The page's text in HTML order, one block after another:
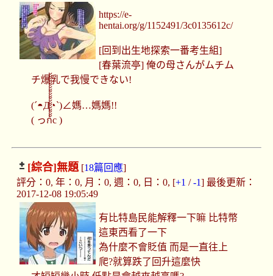
https://e-
hentai.org/g/1152491/3c0135612c/
[回到出生地探索一番考生組]
[春葉流亭] 俺の母さんがムチム
チ爆乳で我慢できない!
(´◓Д◔`)∠媽…媽媽!!
( っก้้้้้้้้้้้้้้้้้้้้c )
[綜合]無題[18篇回應]
評分：0, 年：0, 月：0, 週：0, 日：0, [+1 /-1] 最後更新：
2017-12-08 19:05:49
有比特島民能解釋一下嘛 比特幣
這東西看了一下
為什麼不會貶值 而是一直往上
爬?就算跌了回升這麼快